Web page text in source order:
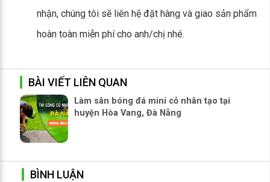
nhận, chúng tôi sẽ liên hệ đặt hàng và giao sản phẩm
hoàn toàn miễn phí cho anh/chị nhé.
BÀI VIẾT LIÊN QUAN
Làm sân bóng đá mini cỏ nhân tạo tại
huyện Hòa Vang, Đà Nẵng
BÌNH LUẬN